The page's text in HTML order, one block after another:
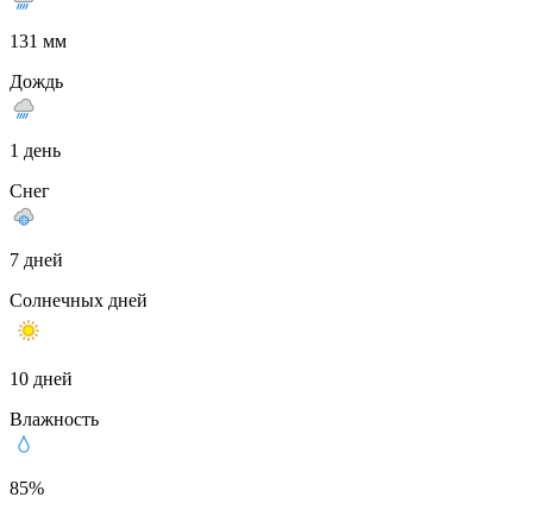
131 мм
Дождь
1 день
Снег
7 дней
Солнечных дней
10 дней
Влажность
85%